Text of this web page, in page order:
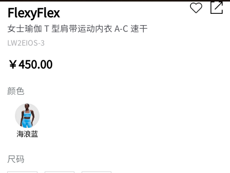
FlexyFlex
女士瑜伽 T 型肩带运动内衣 A-C 速干
LW2EIOS-3
￥450.00
颜色
海浪蓝
尺码